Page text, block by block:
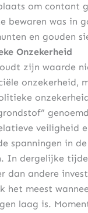
om contant
bewaren was in
en gouden
Onzekerheid
zijn waarde
onzekerheid,
veiligheid
spanningen in
In dergelijke
dan andere
het meest
laag is.